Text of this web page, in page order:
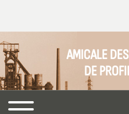
Search
AMICALE
DE
Main navigation
Toggle main menu